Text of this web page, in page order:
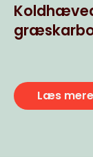
Læs mere